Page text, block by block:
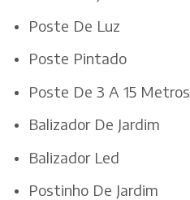
Poste De Luz
Poste Pintado
Poste De 3 A 15 Metros
Balizador De Jardim
Balizador Led
Postinho De Jardim